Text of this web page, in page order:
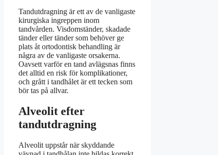
Tandutdragning är ett av de vanligaste
kirurgiska ingreppen inom
tandvården. Visdomständer, skadade
tänder eller tänder som behöver ge
plats åt ortodontisk behandling är
några av de vanligaste orsakerna.
Oavsett varför en tand avlägsnas finns
det alltid en risk för komplikationer,
och grått i tandhålet är ett tecken som
bör tas på allvar.
Alveolit efter
tandutdragning
Alveolit uppstår när skyddande